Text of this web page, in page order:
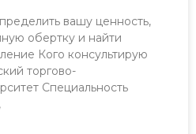
вашу ценность,
обертку и найти
Кого консультирую
торгово-
Специальность